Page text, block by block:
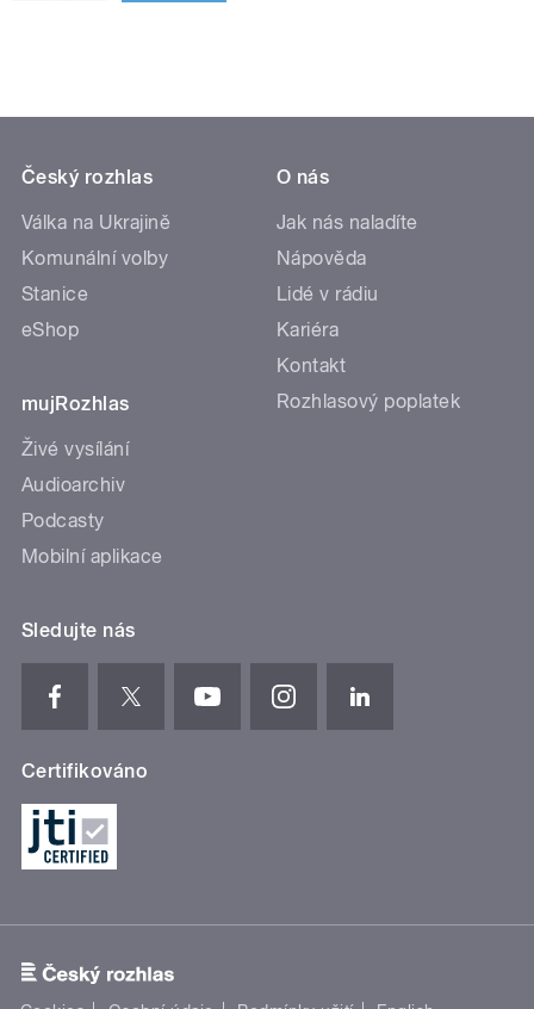
Český rozhlas
Válka na Ukrajině
Komunální volby
Stanice
eShop
mujRozhlas
Živé vysílání
Audioarchiv
Podcasty
Mobilní aplikace
O nás
Jak nás naladíte
Nápověda
Lidé v rádiu
Kariéra
Kontakt
Rozhlasový poplatek
Sledujte nás
Certifikováno